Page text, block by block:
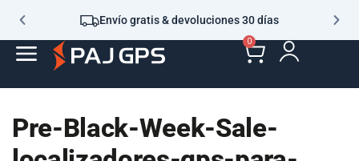
Envío gratis & devoluciones 30 días
0
Pre-Black-Week-Sale-